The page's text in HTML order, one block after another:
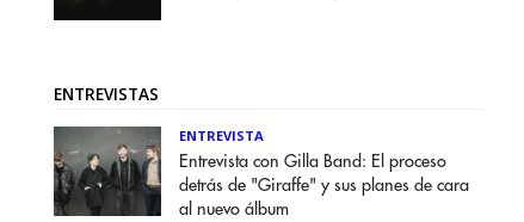
ENTREVISTAS
ENTREVISTA
Entrevista con Gilla Band: El proceso
detrás de "Giraffe" y sus planes de cara
al nuevo álbum